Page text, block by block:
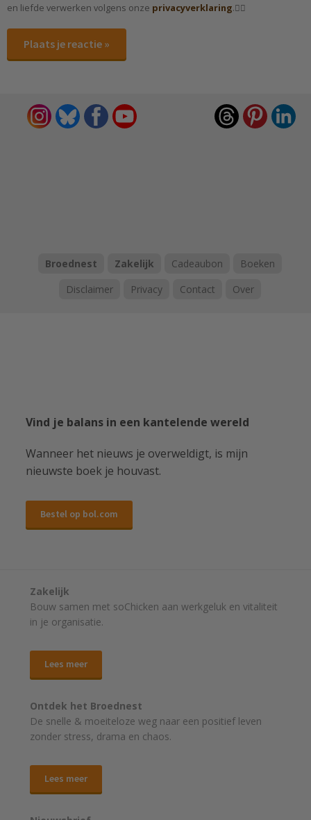
en liefde verwerken volgens onze privacyverklaring.✌🏻
Plaats je reactie »
Broednest Zakelijk Cadeaubon
Boeken
Disclaimer
Privacy Contact Over
Vind je balans in een kantelende wereld
Wanneer het nieuws je overweldigt, is mijn
nieuwste boek je houvast.
Bestel op bol.com
Zakelijk
Bouw samen met soChicken aan werkgeluk en vitaliteit
in je organisatie.
Lees meer
Ontdek het Broednest
De snelle & moeiteloze weg naar een positief leven
zonder stress, drama en chaos.
Lees meer